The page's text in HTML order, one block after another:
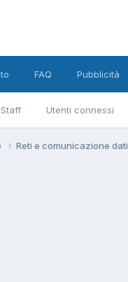
Staff Utenti connessi
FAQ Pubblicità
Reti e comunicazione dati